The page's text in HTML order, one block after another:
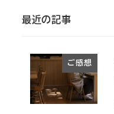
最近の記事
ご感想